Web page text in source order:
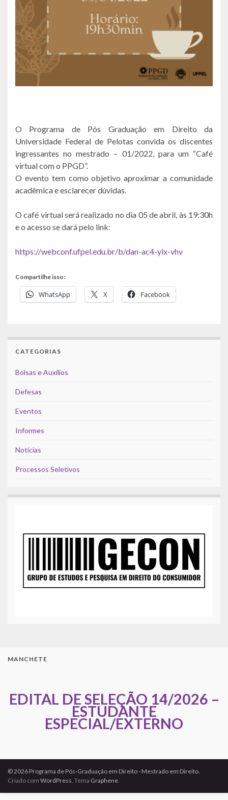
O Programa de Pós Graduação em Direito da
Universidade Federal de Pelotas convida os discentes
ingressantes no mestrado – 01/2022, para um “Café
virtual com o PPGD”.
O evento tem como objetivo aproximar a comunidade
acadêmica e esclarecer dúvidas.
O café virtual será realizado no dia 05 de abril, às 19:30h
e o acesso se dará pelo link:
https://webconf.ufpel.edu.br/b/dan-ac4-ylx-vhv
Compartilhe isso:
WhatsApp X Facebook
CATEGORIAS
Bolsas e Auxílios
Defesas
Eventos
Informes
Notícias
Processos Seletivos
MANCHETE
EDITAL DE SELEÇÃO 14/2026 –
ESTUDANTE
ESPECIAL/EXTERNO
© 2026 Programa de Pós-Graduação em Direito - Mestrado em Direito.
Criado com WordPress . Tema Graphene